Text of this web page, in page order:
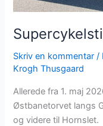
Skriv en kommentar /
Krogh Thusgaard
Allerede fra 1. maj
Østbanetorvet langs
og videre til Hornslet.